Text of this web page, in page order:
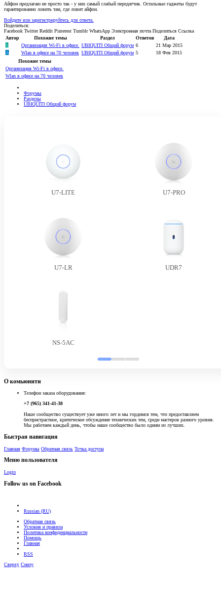
Айфон предлагаю не просто так - у них самый слабый передатчик. Остальные гаджеты будут
гарантированно ловить там, где ловит айфон.
Войдите или зарегистрируйтесь для ответа.
Поделиться:
Facebook Twitter Reddit Pinterest Tumblr WhatsApp Электронная почта Поделиться Ссылка
Автор
Похожие темы Раздел Ответов
Дата
S
Организация Wi-Fi в офисе. UBIQUITI Общий форум 6
21 Мар 2015
A
Wlan в офисе на 70 человек UBIQUITI Общий форум 5
18 Фев 2015
Похожие темы
Организация Wi-Fi в офисе.
Wlan в офисе на 70 человек
Форумы
Разделы
UBIQUITI Общий форум
U7-LITE U7-PRO
U7-LR UDR7
NS-5AC
О комьюнити
Телефон заказа оборудования:
+7 (965) 341-41-38
Наше сообщество существует уже много лет и мы гордимся тем, что предоставляем
беспристрастное, критическое обсуждение технических тем, среди мастеров разного уровня.
Мы работаем каждый день, чтобы наше сообщество было одним из лучших.
Быстрая навигация
Главная Форумы Обратная связь Точка доступа
Меню пользователя
Login
Follow us on Facebook
Russian (RU)
Обратная связь
Условия и правила
Политика конфиденциальности
Помощь
Главная
RSS
Сверху Снизу